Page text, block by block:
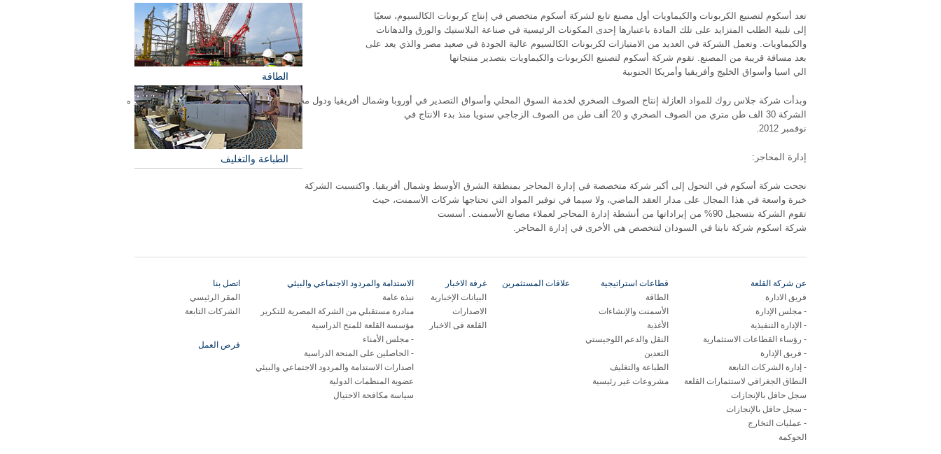
تعد أسكوم لتصنيع الكربونات والكيماويات أول مصنع تابع لشركة أسكوم متخصص في إنتاج كربونات الكالسيوم، سعيًا
إلى تلبية الطلب المتزايد على تلك المادة باعتبارها إحدى المكونات الرئيسية في صناعة البلاستيك والورق والدهانات
والكيماويات. وتعمل الشركة في العديد من الامتيازات لكربونات الكالسيوم عالية الجودة في صعيد مصر والذي يعد على
بعد مسافة قريبة من المصنع. تقوم شركة أسكوم لتصنيع الكربونات والكيماويات بتصدير منتجاتها
الي اسيا وأسواق الخليج وأفريقيا وأمريكا الجنوبية
الشركة 30 الف طن متري من الصوف الصخري و 20 ألف طن من الصوف الزجاجي سنويا منذ بدء الانتاج في
نوفمبر 2012.
إدارة المحاجر:
نجحت شركة أسكوم في التحول إلى أكبر شركة متخصصة في إدارة المحاجر بمنطقة الشرق الأوسط وشمال أفريقيا. واكتسبت الشركة
خبرة واسعة في هذا المجال على مدار العقد الماضي، ولا سيما في توفير المواد التي تحتاجها شركات الأسمنت، حيث
تقوم الشركة بتسجيل 90% من إيراداتها من أنشطة إدارة المحاجر لعملاء مصانع الأسمنت. أسست
شركة اسكوم شركة نابتا في السودان لتتخصص هي الأخرى في إدارة المحاجر.
الطاقة
الطباعة والتغليف
عن شركة القلعة
فريق الادارة
مجلس الإدارة
الإدارة التنفيذية
رؤساء القطاعات الاستثمارية
فريق الإدارة
إدارة الشركات التابعة
النطاق الجغرافي لاستثمارات القلعة
سجل حافل بالإنجازات
سجل حافل بالإنجازات
عمليات التخارج
الحوكمة
قطاعات استراتيجية
الطاقة
الأسمنت والإنشاءات
الأغذية
النقل والدعم اللوجيستي
التعدين
الطباعة والتغليف
مشروعات غير رئيسية
علاقات المستثمرين
غرفة الاخبار
البيانات الإخبارية
الاصدارات
القلعة فى الاخبار
الاستدامة والمردود الاجتماعي والبيئي
نبذة عامة
مبادرة مستقبلي من الشركة المصرية للتكرير
مؤسسة القلعة للمنح الدراسية
مجلس الأمناء
الحاصلين على المنحة الدراسية
اصدارات الاستدامة والمردود الاجتماعي والبيئي
عضوية المنظمات الدولية
سياسة مكافحة الاحتيال
اتصل بنا
المقر الرئيسي
الشركات التابعة
فرص العمل